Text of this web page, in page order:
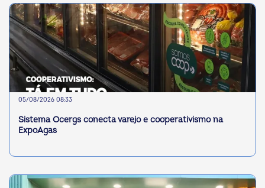
05/08/2026 08:33
Sistema Ocergs conecta varejo e cooperativismo na
ExpoAgas